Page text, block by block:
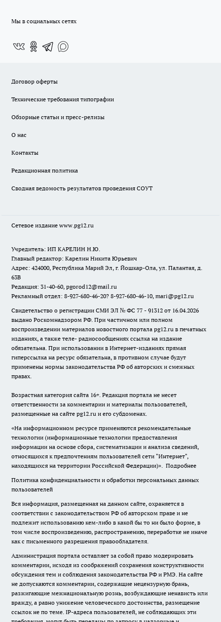
Мы в социальных сетях
Договор оферты
Технические требования типографии
Обзорные статьи и пресс-релизы
О нас
Контакты
Редакционная политика
Сводная ведомость результатов проведения СОУТ
Сетевое издание www.pg12.ru
Учредитель: ИП КАРЕЛИН Н.Ю.
Главный редактор: Карелин Никита Юрьевич
Адрес: 424000, Республика Марий Эл, г. Йошкар-Ола, ул. Палантая, д.
63В
Редакция: 31-40-60, pgorod12@mail.ru
Рекламный отдел: 8-927-680-46-20? 8-927-680-46-10, mari@pg12.ru
Свидетельство о регистрации СМИ ЭЛ № ФС 77 - 91312 от 16.04.2026
выдано Роскомнадзором РФ. При частичном или полном
воспроизведении материалов новостного портала pg12.ru в печатных
изданиях, а также теле- радиосообщениях ссылка на издание
обязательна. При использовании в Интернет-изданиях прямая
гиперссылка на ресурс обязательна, в противном случае будут
применены нормы законодательства РФ об авторских и смежных
правах.
Возрастная категория сайта 16+. Редакция портала не несет
ответственности за комментарии и материалы пользователей,
размещенные на сайте pg12.ru и его субдоменах.
«На информационном ресурсе применяются рекомендательные
технологии (информационные технологии предоставления
информации на основе сбора, систематизации и анализа сведений,
относящихся к предпочтениям пользователей сети "Интернет",
находящихся на территории Российской Федерации)». Подробнее
Политика конфиденциальности и обработки персональных данных
пользователей
Вся информация, размещенная на данном сайте, охраняется в
соответствии с законодательством РФ об авторском праве и не
подлежит использованию кем-либо в какой бы то ни было форме, в
том числе воспроизведению, распространению, переработке не иначе
как с письменного разрешения правообладателя.
Администрация портала оставляет за собой право модерировать
комментарии, исходя из соображений сохранения конструктивности
обсуждения тем и соблюдения законодательства РФ и РМЭ. На сайте
не допускаются комментарии, содержащие нецензурную брань,
разжигающие межнациональную рознь, возбуждающие ненависть или
вражду, а равно унижение человеческого достоинства, размещение
ссылок не по теме. IP-адреса пользователей, не соблюдающих эти